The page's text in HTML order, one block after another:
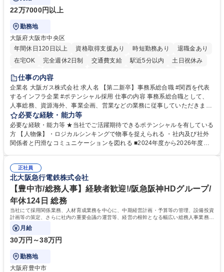
22万7000円以上
勤務地
大阪府大阪市中央区
年間休日120日以上
資格取得支援あり 時短勤務あり
退職金あり
在宅OK
完全週休2日制 交通費支給 駅近5分以内
土日祝休み
服装自由
第二新卒歓迎
仕事の内容
企業名 大阪ガス株式会社 求人名 【第二新卒】事務系総合職 #関西を代表
するインフラ企業 #ポテンシャル採用 仕事の内容 事務系総合職として、
人事総務、資源海外、事業企画、営業などの業務に従事していただきま
す。 【業務内容の一例】■所属事業部の勤労業務 ■海外に関係する各種業
務 ■営業部門の企画スタッフ、ルート営業 【キャリアパス】入社後の配属
ポジションで一定期間ご活躍頂いた後、本人の適性及び将来のキャリアを
鑑みてジョブローテーションを行います。 【育成】OJTでの現場育成や研
表するインフラ企業 #ポテンシャル採用
必要な経験・能力等
必要な経験・能力等 ★当社でご活躍期待できるポテンシャルを有している
方 【人物像】・ロジカルシンキングで物事を捉えられる ・社内及び社外
関係者と円滑なコミュニケーションを図れる ■2024年度から2026年度ま
72.html ■エネルギーセキュリティの不安定化や気候変動による自然災害の
甚大化など、これまで以上に社会課題解決の重要性が高まっています。
「未来の日常」の創造に向けて持続可能な社会の実現に貢献してまいりま
す。 学歴・資格 学歴：大学院 大学 語学力： 資格：
正社員
北大阪急行電鉄株式会社
【豊中市/総務人事】経験者歓迎!/阪急阪神HDグループ/
年休124日 総務
当社にて採用関係業務、人材育成業務を中心に、中期経営計画・予算等の管理、設備投資
計画等の策定、さらに社内の重要会議の運営等、経営の根幹となる幅広い総務人事業務全
般を担当していただきます。
月給
30万円～38万円
勤務地
大阪府豊中市